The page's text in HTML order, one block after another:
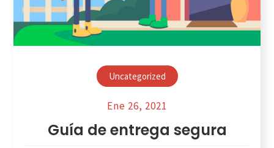
Uncategorized
Ene 26, 2021
Guía de entrega segura